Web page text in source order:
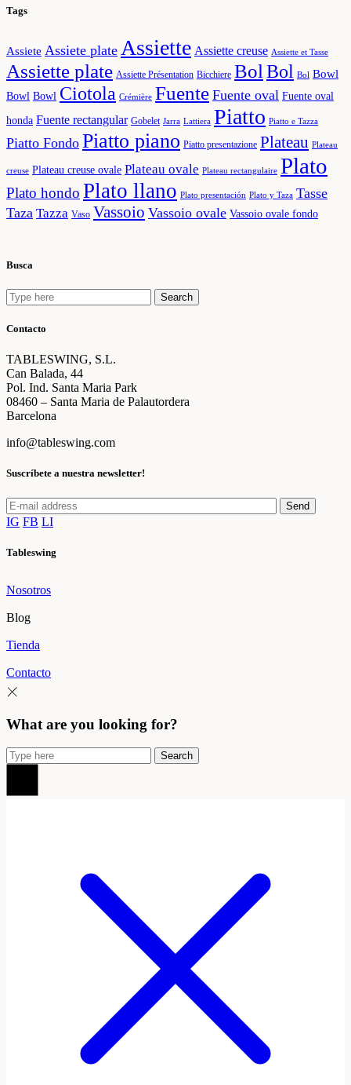
Tags
Assiete Assiete plate Assiette Assiette creuse Assiette et Tasse
Assiette plate Assiette Présentation Bicchiere Bol Bol Bol Bowl
Bowl Bowl Ciotola Crémière Fuente Fuente oval Fuente oval
honda Fuente rectangular Gobelet Jarra Lattiera Piatto Piatto e Tazza
Piatto Fondo Piatto piano Piatto presentazione Plateau Plateau
creuse Plateau creuse ovale Plateau ovale Plateau rectangulaire Plato
Plato hondo Plato llano Plato presentación Plato y Taza Tasse
Taza Tazza Vaso Vassoio Vassoio ovale Vassoio ovale fondo
Busca
Search
for:
Search
Contacto
TABLESWING, S.L.
Can Balada, 44
Pol. Ind. Santa Maria Park
08460 – Santa Maria de Palautordera
Barcelona
info@tableswing.com
Suscríbete a nuestra newsletter!
Send
IG FB LI
Tableswing
Nosotros
Blog
Tienda
Contacto
What are you looking for?
Search